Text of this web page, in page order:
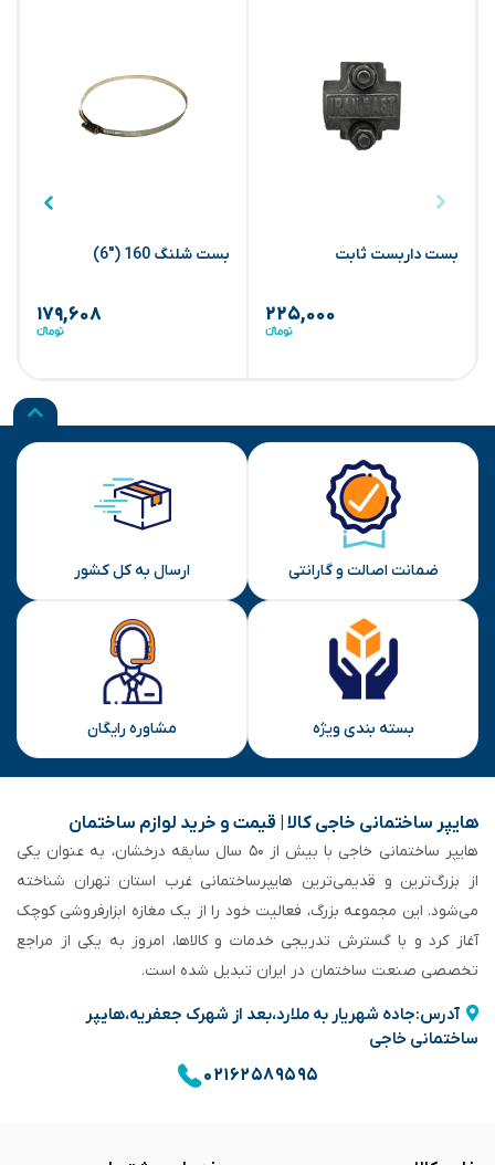
بست داربست ثابت
۲۲۵,۰۰۰
بست شلنگ 160 ("6)
۱۷۹,۶۰۸
ضمانت اصالت و گارانتی ارسال به کل کشور
بسته بندی ویژه مشاوره رایگان
هایپر ساختمانی خاجی‌ کالا | قیمت و خرید لوازم ساختمان
هایپر ساختمانی خاجی‌ با بیش از ۵۰ سال سابقه‌ درخشان، به عنوان یکی
از بزرگ‌ترین و قدیمی‌ترین هایپرساختمانی‌ غرب استان تهران شناخته
می‌شود. این مجموعه بزرگ، فعالیت خود را از یک مغازه ابزارفروشی کوچک
آغاز کرد و با گسترش تدریجی خدمات و کالاها، امروز به یکی از مراجع
تخصصی صنعت ساختمان در ایران تبدیل شده است.
آدرس:جاده شهریار به ملارد،بعد از شهرک جعفریه،هایپر
ساختمانی خاجی
۰۲۱۶۲۵۸۹۵۹۵